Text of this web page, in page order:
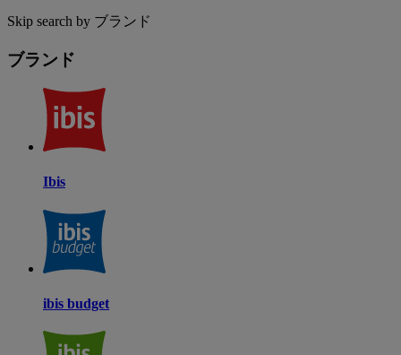
Skip search by ブランド
ブランド
Ibis
ibis budget